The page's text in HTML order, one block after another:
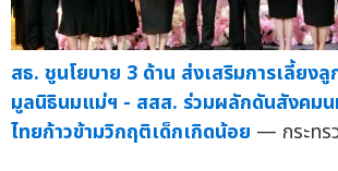
สธ. ชูนโยบาย 3 ด้าน ส่งเสริมการเลี้ยง
มูลนิธินมแม่ฯ - สสส. ร่วมผลักดันสังคม
ไทยก้าวข้ามวิกฤติเด็กเกิดน้อย — กระทร